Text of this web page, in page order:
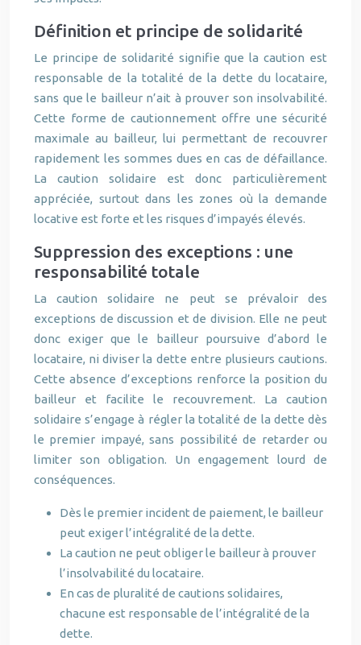
Définition et principe de solidarité
Le principe de solidarité signifie que la caution est
responsable de la totalité de la dette du locataire,
sans que le bailleur n’ait à prouver son insolvabilité.
Cette forme de cautionnement offre une sécurité
maximale au bailleur, lui permettant de recouvrer
rapidement les sommes dues en cas de défaillance.
La caution solidaire est donc particulièrement
appréciée, surtout dans les zones où la demande
locative est forte et les risques d’impayés élevés.
Suppression des exceptions : une
responsabilité totale
La caution solidaire ne peut se prévaloir des
exceptions de discussion et de division. Elle ne peut
donc exiger que le bailleur poursuive d’abord le
locataire, ni diviser la dette entre plusieurs cautions.
Cette absence d’exceptions renforce la position du
bailleur et facilite le recouvrement. La caution
solidaire s’engage à régler la totalité de la dette dès
le premier impayé, sans possibilité de retarder ou
limiter son obligation. Un engagement lourd de
conséquences.
Dès le premier incident de paiement, le bailleur
peut exiger l’intégralité de la dette.
La caution ne peut obliger le bailleur à prouver
l’insolvabilité du locataire.
En cas de pluralité de cautions solidaires,
chacune est responsable de l’intégralité de la
dette.